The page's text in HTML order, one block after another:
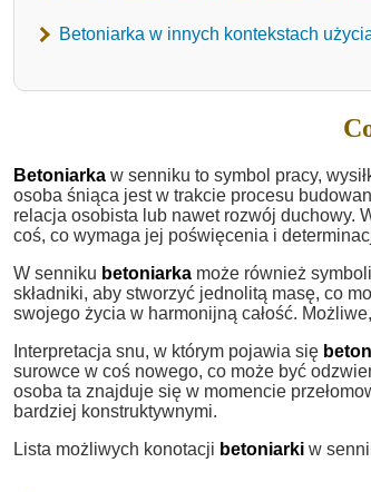
Betoniarka w innych kontekstach
Betoniarka w senniku to symbol pracy,
osoba śniąca jest w trakcie procesu
relacja osobista lub nawet rozwój duchowy.
coś, co wymaga jej poświęcenia i
W senniku betoniarka może również
składniki, aby stworzyć jednolitą masę, co
swojego życia w harmonijną całość.
Interpretacja snu, w którym pojawia się
surowce w coś nowego, co może być
osoba ta znajduje się w momencie
bardziej konstruktywnymi.
Lista możliwych konotacji betoniarki w